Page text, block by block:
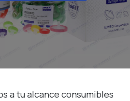
a tu alcance consumibles